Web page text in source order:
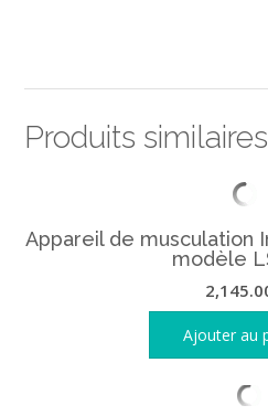
Produits similaires
Appareil de musculation
modèle
Ajouter au